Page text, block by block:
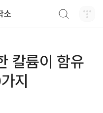
소
칼륨이 함유
지